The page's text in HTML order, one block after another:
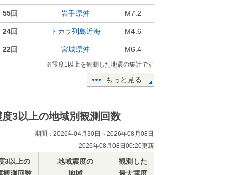
55回 岩手県沖 M7.2
24回 トカラ列島近海 M4.6
22回 宮城県沖 M6.4
※震度1以上を観測した地震の集計です
もっと見る
度3以上の地域別観測回数
期間：2026年04月30日～2026年08月08日
2026年08月08日00:20更新
3以上の
観測回数
地域震度の
地域
観測した
最大震度